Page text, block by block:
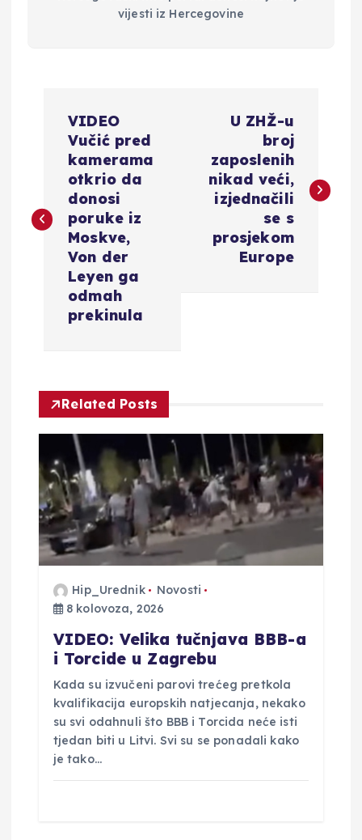
vijesti iz Hercegovine
i
a
o
b
VIDEO
Vučić pred
kamerama
otkrio da
donosi
poruke iz
Moskve,
Von der
Leyen ga
odmah
prekinula
U ZHŽ-u
broj
zaposlenih
nikad veći,
izjednačili
se s
prosjekom
Europe
Related Posts
Hip_Urednik
Novosti
8 kolovoza, 2026
VIDEO: Velika tučnjava BBB-a
i Torcide u Zagrebu
Kada su izvučeni parovi trećeg pretkola
kvalifikacija europskih natjecanja, nekako
su svi odahnuli što BBB i Torcida neće isti
tjedan biti u Litvi. Svi su se ponadali kako
je tako…